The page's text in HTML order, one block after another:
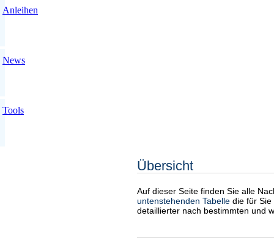
Anleihen
News
Tools
Übersicht
Auf dieser Seite finden Sie alle
untenstehenden Tabelle die für
detaillierter nach bestimmten und